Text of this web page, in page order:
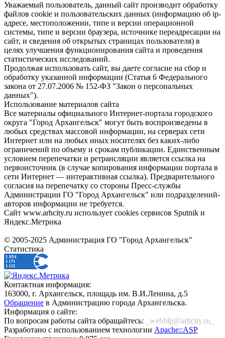
Уважаемый пользователь, данный сайт производит обработку
файлов cookie и пользовательских данных (информацию об ip-
адресе, местоположении, типе и версии операционной
системы, типе и версии браузера, источнике переадресации на
сайт, и сведения об открытых страницах пользователя) в
целях улучшения функционирования сайта и проведения
статистических исследований.
Продолжая использовать сайт, вы даете согласие на сбор и
обработку указанной информации (Статья 6 Федерального
закона от 27.07.2006 № 152-ФЗ "Закон о персональных
данных").
Использование материалов сайта
Все материалы официального Интернет-портала городского
округа "Город Архангельск" могут быть воспроизведены в
любых средствах массовой информации, на серверах сети
Интернет или на любых иных носителях без каких-либо
ограничений по объему и срокам публикации. Единственным
условием перепечатки и ретрансляции является ссылка на
первоисточник (в случае копирования информации портала в
сети Интернет — интерактивная ссылка). Предварительного
согласия на перепечатку со стороны Пресс-службы
Администрации ГО "Город Архангельск" или подразделений-
авторов информации не требуется.
Сайт www.arhcity.ru использует cookies сервисов Sputnik и
Яндекс.Метрика
© 2005-2025 Администрация ГО "Город Архангельск"
Статистика
Контактная информация:
163000, г. Архангельск, площадь им. В.И.Ленина, д.5
Обращение в Администрацию города Архангельска.
Информация о сайте:
По вопросам работы сайта обращайтесь:
_webhlp@arhcity.ru_
Разработано с использованием технологии Apache::ASP